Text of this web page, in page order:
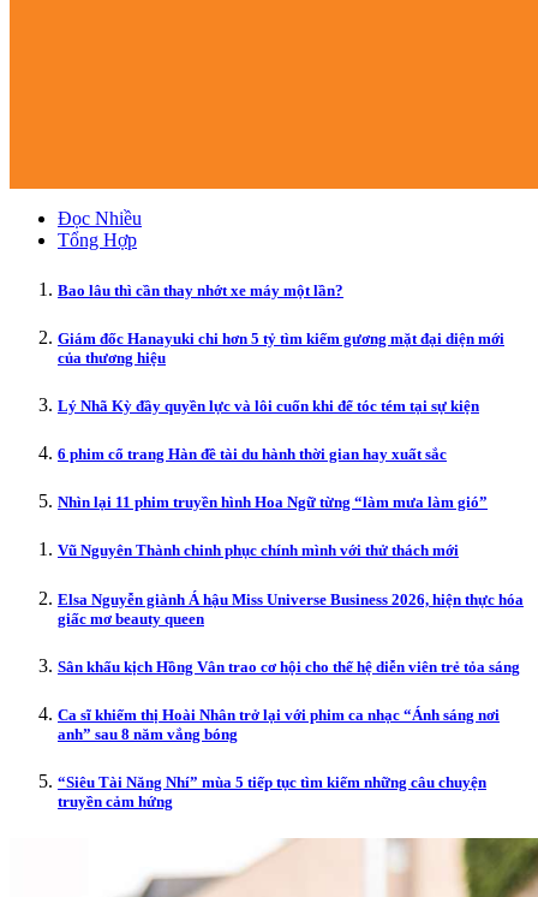
Đọc Nhiều
Tổng Hợp
Bao lâu thì cần thay nhớt xe máy một lần?
Giám đốc Hanayuki chi hơn 5 tỷ tìm kiếm gương mặt đại diện mới
của thương hiệu
Lý Nhã Kỳ đầy quyền lực và lôi cuốn khi để tóc tém tại sự kiện
6 phim cổ trang Hàn đề tài du hành thời gian hay xuất sắc
Nhìn lại 11 phim truyền hình Hoa Ngữ từng “làm mưa làm gió”
Vũ Nguyên Thành chinh phục chính mình với thử thách mới
Elsa Nguyễn giành Á hậu Miss Universe Business 2026, hiện thực hóa
giấc mơ beauty queen
Sân khấu kịch Hồng Vân trao cơ hội cho thế hệ diễn viên trẻ tỏa sáng
Ca sĩ khiếm thị Hoài Nhân trở lại với phim ca nhạc “Ánh sáng nơi
anh” sau 8 năm vắng bóng
“Siêu Tài Năng Nhí” mùa 5 tiếp tục tìm kiếm những câu chuyện
truyền cảm hứng